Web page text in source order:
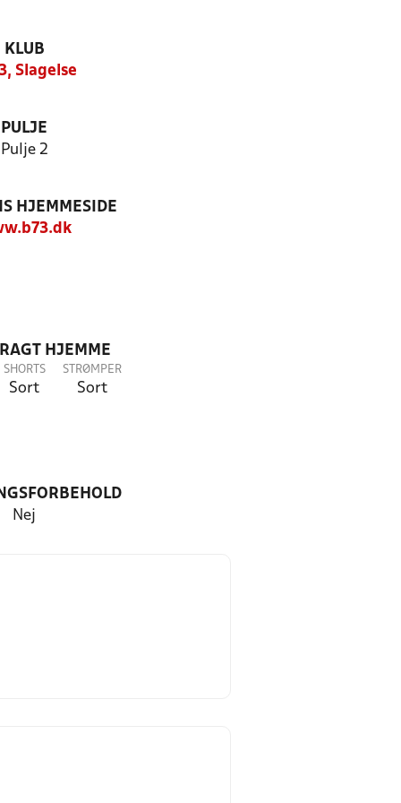
KLUB
Slagelse
PULJE
Pulje 2
HJEMMESIDE
HJEMME
SHORTS
Sort
STRØMPER
Sort
Nej